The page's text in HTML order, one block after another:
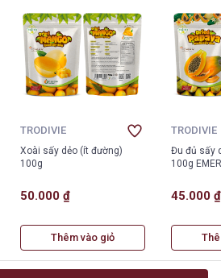
TRODIVIE
Xoài sấy dẻo (ít đường)
100g
50.000 ₫
Thêm vào giỏ
TRODIVIE
Đu đủ sấy
100g
45.000 ₫